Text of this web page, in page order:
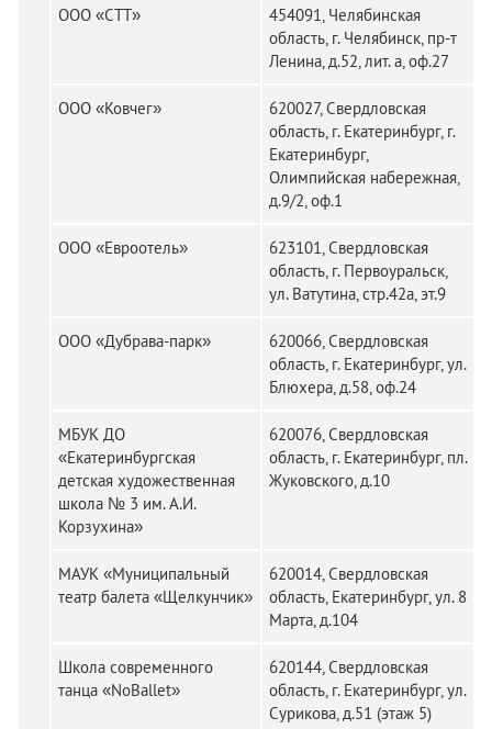
ООО «СТТ»
454091, Челябинская
область, г. Челябинск, пр-т
Ленина, д.52, лит. а, оф.27
ООО «Ковчег»
620027, Свердловская
область, г. Екатеринбург, г.
Екатеринбург,
Олимпийская набережная,
д.9/2, оф.1
ООО «Евроотель»
623101, Свердловская
область, г. Первоуральск,
ул. Ватутина, стр.42а, эт.9
ООО «Дубрава-парк»
620066, Свердловская
область, г. Екатеринбург, ул.
Блюхера, д.58, оф.24
МБУК ДО
«Екатеринбургская
детская художественная
школа № 3 им. А.И.
Корзухина»
620076, Свердловская
область, г. Екатеринбург, пл.
Жуковского, д.10
МАУК «Муниципальный
театр балета «Щелкунчик»
620014, Свердловская
область, Екатеринбург, ул. 8
Марта, д.104
Школа современного
танца «NoBallet»
620144, Свердловская
область, г. Екатеринбург, ул.
Сурикова, д.51 (этаж 5)